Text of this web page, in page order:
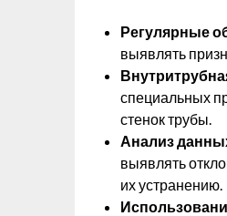
Регулярные
выявлять
специальных
стенок трубы.
Анализ
выявлять
их устранению.